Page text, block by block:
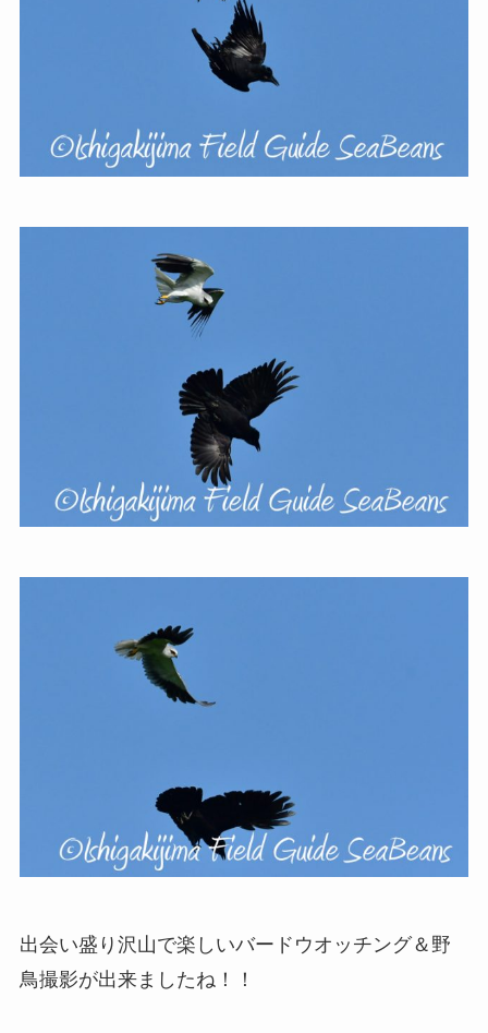
出会い盛り沢山で楽しいバードウオッチング＆野
鳥撮影が出来ましたね！！